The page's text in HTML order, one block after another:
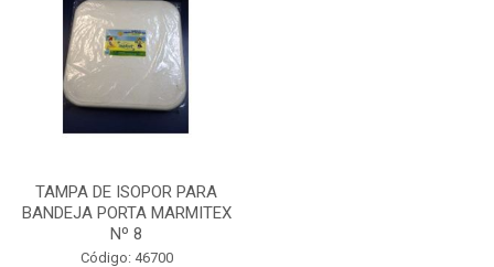
TAMPA DE ISOPOR PARA
BANDEJA PORTA MARMITEX
Nº 8
Código: 46700